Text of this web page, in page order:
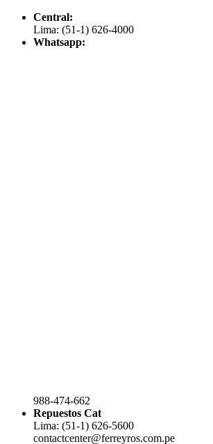
Central:
Lima: (51-1) 626-4000
Whatsapp:
988-474-662
Repuestos Cat
Lima: (51-1) 626-5600
contactcenter@ferreyros.com.pe